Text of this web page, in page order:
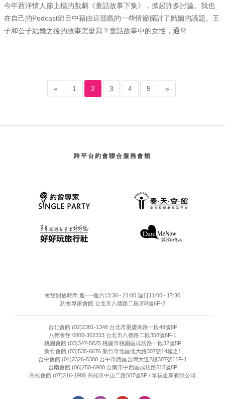
今年西洋情人節上檔的戲劇《童話故事下集》，掀起許多討論。我也
在自己的Podcast節目中藉由這部戲的一些情節探討了婚姻的議題。王
子和公子結婚之後的故事怎麼寫？童話故事中的女性，通常
« 1 2 3 4 5 »
跨平台約會聯合服務會館
會館開放時間 週一~週六13:30~ 21:00 週日11:00~ 17:30
約會專家會館 台北市八德路二段358號6F-2
台北會館 (02)2381-1348 台北市重慶南路一段49號8F
八德會館 0800-302333 台北市八德路二段358號6F-1
桃園會館 (03)347-5825 桃園市桃園區成功路一段32號5F
新竹會館 (03)535-6676 新竹市北區北大路307號14樓之1
台中會館 (04)2326-5300 台中市西區台灣大道2段307號11F-1
台南會館 (06)250-6900 台南市中西區成功路515號8F
高雄會館 (07)216-1988 高雄市中山二路507號5F / 單福企業有限公司